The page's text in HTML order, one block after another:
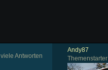
Andy87
Themenstarter
Antworten